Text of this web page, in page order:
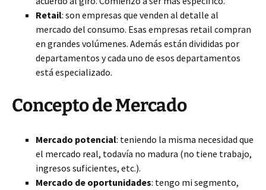
Retail: son empresas que venden al detalle al
mercado del consumo. Esas empresas retail compran
en grandes volúmenes. Además están divididas por
departamentos y cada uno de esos departamentos
está especializado.
Concepto de Mercado
Mercado potencial: teniendo la misma necesidad que
el mercado real, todavía no madura (no tiene trabajo,
ingresos suficientes, etc.).
Mercado de oportunidades: tengo mi segmento,